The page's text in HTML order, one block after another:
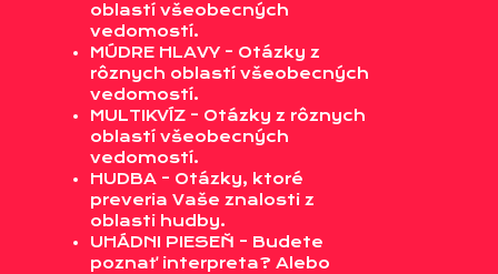
oblastí všeobecných
vedomostí.
MÚDRE HLAVY - Otázky z
rôznych oblastí všeobecných
vedomostí.
MULTIKVÍZ - Otázky z rôznych
oblastí všeobecných
vedomostí.
HUDBA - Otázky, ktoré
preveria Vaše znalosti z
oblasti hudby.
UHÁDNI PIESEŇ - Budete
poznať interpreta? Alebo